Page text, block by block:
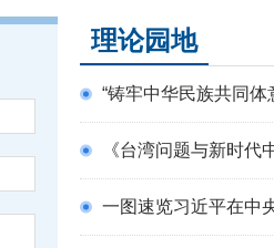
理论园地
“铸牢中华民族共同体
《台湾问题与新时代
一图速览习近平在中